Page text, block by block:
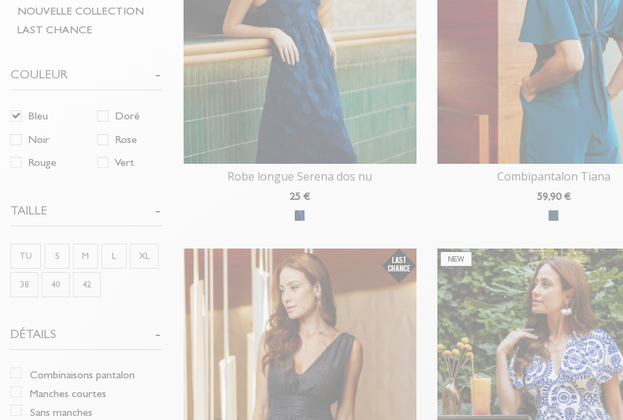
NOUVELLE COLLECTION
LAST CHANCE
COULEUR
Bleu
Doré
Noir
Rose
Rouge
Vert
TAILLE
TU S M L XL
38 40 42
DÉTAILS
combinaisons pantalon
manches courtes
sans manches
Robe longue Serena dos nu
25 €
Combipantalon Tiana
59,90 €